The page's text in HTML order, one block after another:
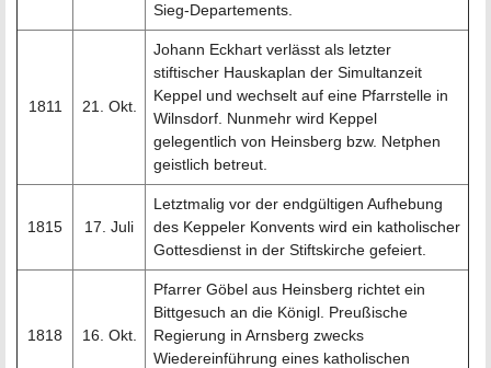
Sieg-Departements.
1811 21. Okt.
Johann Eckhart verlässt als letzter
stiftischer Hauskaplan der Simultanzeit
Keppel und wechselt auf eine Pfarrstelle in
Wilnsdorf. Nunmehr wird Keppel
gelegentlich von Heinsberg bzw. Netphen
geistlich betreut.
1815 17. Juli
Letztmalig vor der endgültigen Aufhebung
des Keppeler Konvents wird ein katholischer
Gottesdienst in der Stiftskirche gefeiert.
1818 16. Okt.
Pfarrer Göbel aus Heinsberg richtet ein
Bittgesuch an die Königl. Preußische
Regierung in Arnsberg zwecks
Wiedereinführung eines katholischen